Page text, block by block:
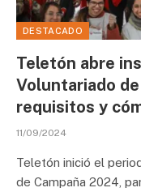
DESTACADO
Teletón abre
Voluntariado
requisitos y
11/09/2024
Teletón inició el
de Campaña 2024,